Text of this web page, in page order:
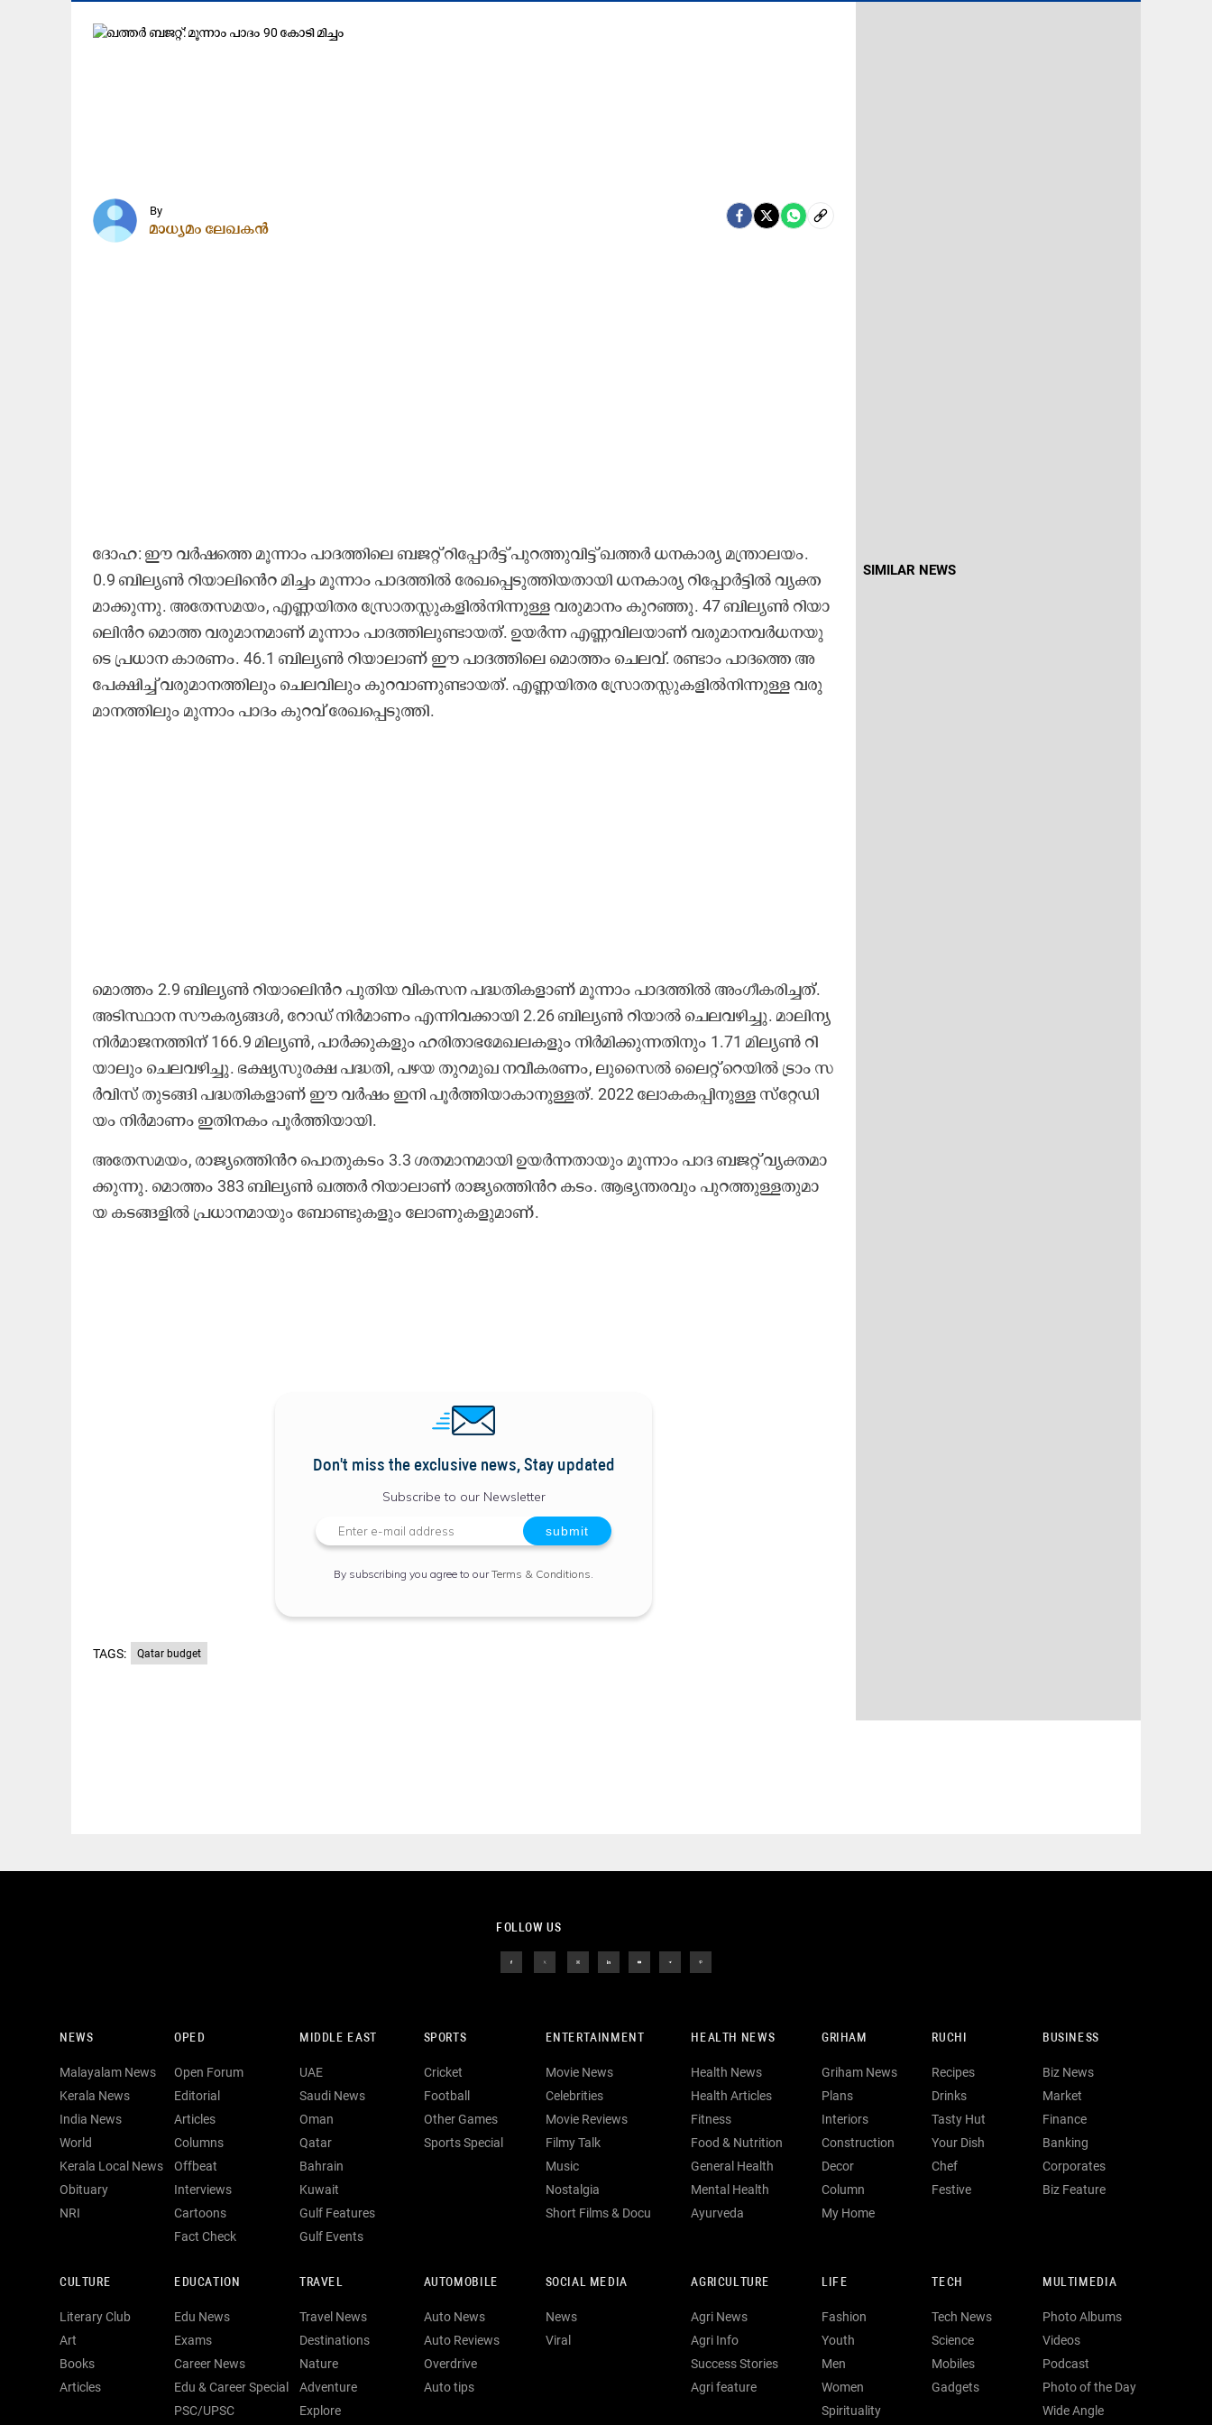
By
മാധ്യമം ലേഖകൻ
ദോ​ഹ: ഈ ​വ​ർ​ഷ​ത്തെ മൂ​ന്നാം പാ​ദ​ത്തി​ലെ ബ​ജ​റ്റ്​ റി​പ്പോ​ർ​ട്ട്​ പു​റ​ത്തു​വി​ട്ട്​ ഖ​ത്ത​ർ ധ​ന​കാ​ര്യ മ​ന്ത്രാ​ല​യം.
0.9 ബി​ല്യ​ൺ റി​യാ​ലി​െൻറ മി​ച്ചം മൂ​ന്നാം പാ​ദ​ത്തി​ൽ രേ​ഖ​പ്പെ​ടു​ത്തി​യ​താ​യി ധ​ന​കാ​ര്യ റി​പ്പോ​ർ​ട്ടി​ൽ വ്യ​ക്ത​
മാ​ക്കു​ന്നു. അ​തേ​സ​മ​യം, എ​ണ്ണ​യി​ത​ര സ്രോ​ത​സ്സു​ക​ളി​ല്‍നി​ന്നു​ള്ള വ​രു​മാ​നം കു​റ​ഞ്ഞു. 47 ബി​ല്യ​ണ്‍ റി​യാ​
ലി‍െൻറ മൊ​ത്ത വ​രു​മാ​ന​മാ​ണ് മൂ​ന്നാം പാ​ദ​ത്തി​ലു​ണ്ടാ​യ​ത്. ഉ​യ​ര്‍ന്ന എ​ണ്ണ​വി​ല​യാ​ണ് വ​രു​മാ​ന​വ​ര്‍ധ​ന​യു​
ടെ പ്ര​ധാ​ന കാ​ര​ണം. 46.1 ബി​ല്യ​ണ്‍ റി​യാ​ലാ​ണ് ഈ ​പാ​ദ​ത്തി​ലെ മൊ​ത്തം ​െച​ല​വ്. ര​ണ്ടാം പാ​ദ​ത്തെ അ​
പേ​ക്ഷി​ച്ച് വ​രു​മാ​ന​ത്തി​ലും ​െച​ല​വി​ലും കു​റ​വാ​ണു​ണ്ടാ​യ​ത്. എ​ണ്ണ​യി​ത​ര സ്രോ​ത​സ്സു​ക​ളി​ല്‍നി​ന്നു​ള്ള വ​രു​
മാ​ന​ത്തി​ലും മൂ​ന്നാം പാ​ദം കു​റ​വ് രേ​ഖ​പ്പെ​ടു​ത്തി.
മൊ​ത്തം 2.9 ബി​ല്യ​ണ്‍ റി​യാ​ലി‍െൻറ പു​തി​യ വി​ക​സ​ന പ​ദ്ധ​തി​ക​ളാ​ണ് മൂ​ന്നാം പാ​ദ​ത്തി​ല്‍ അം​ഗീ​ക​രി​ച്ച​ത്.
അ​ടി​സ്ഥാ​ന സൗ​ക​ര്യ​ങ്ങ​ള്‍, റോ​ഡ് നി​ർ​മാ​ണം എ​ന്നി​വ​ക്കാ​യി 2.26 ബി​ല്യ​ണ്‍ റി​യാ​ല്‍ ​െച​ല​വ​ഴി​ച്ചു. മാ​ലി​ന്യ
നി​ർ​മാ​ജ​ന​ത്തി​ന് 166.9 മി​ല്യ​ണ്‍, പാ​ര്‍ക്കു​ക​ളും ഹ​രി​താ​ഭ​മേ​ഖ​ല​ക​ളും നി​ർ​മി​ക്കു​ന്ന​തി​നും 1.71 മി​ല്യ​ണ്‍ റി​
യാ​ലും ​െച​ല​വ​ഴി​ച്ചു. ഭ​ക്ഷ്യ​സു​ര​ക്ഷ പ​ദ്ധ​തി, പ​ഴ​യ തു​റ​മു​ഖ ന​വീ​ക​ര​ണം, ലു​സൈ​ല്‍ ലൈ​റ്റ് റെ​യി​ല്‍ ട്രാം ​സ​
ര്‍വി​സ് തു​ട​ങ്ങി പ​ദ്ധ​തി​ക​ളാ​ണ് ഈ ​വ​ര്‍ഷം ഇ​നി പൂ​ര്‍ത്തി​യാ​കാ​നു​ള്ള​ത്. 2022 ലോ​ക​ക​പ്പി​നു​ള്ള സ്​​റ്റേ​ഡി​
യം നി​ർ​മാ​ണം ഇ​തി​ന​കം പൂ​ര്‍ത്തി​യാ​യി.
അ​തേ​സ​മ​യം, രാ​ജ്യ​ത്തി‍െൻറ പൊ​തു​ക​ടം 3.3 ശ​ത​മാ​ന​മാ​യി ഉ​യ​ര്‍ന്ന​താ​യും മൂ​ന്നാം പാ​ദ ബ​ജ​റ്റ് വ്യ​ക്ത​മാ​
ക്കു​ന്നു. മൊ​ത്തം 383 ബി​ല്യ​ണ്‍ ഖ​ത്ത​ര്‍ റി​യാ​ലാ​ണ് രാ​ജ്യ​ത്തി‍െൻറ ക​ടം. ആ​ഭ്യ​ന്ത​ര​വും പു​റ​ത്തു​ള്ള​തു​മാ​
യ ക​ട​ങ്ങ​ളി​ല്‍ പ്ര​ധാ​ന​മാ​യും ബോ​ണ്ടു​ക​ളും ലോ​ണു​ക​ളു​മാ​ണ്.
Don't miss the exclusive news, Stay updated
Subscribe to our Newsletter
By subscribing you agree to ourTerms & Conditions
TAGS: Qatar budget
SIMILAR NEWS
FOLLOW US
NEWS
Malayalam News
Kerala News
India News
World
Kerala Local News
Obituary
NRI
OPED
Open Forum
Editorial
Articles
Columns
Offbeat
Interviews
Cartoons
Fact Check
MIDDLE EAST
UAE
Saudi News
Oman
Qatar
Bahrain
Kuwait
Gulf Features
Gulf Events
SPORTS
Cricket
Football
Other Games
Sports Special
ENTERTAINMENT
Movie News
Celebrities
Movie Reviews
Filmy Talk
Music
Nostalgia
Short Films & Docu
HEALTH NEWS
Health News
Health Articles
Fitness
Food & Nutrition
General Health
Mental Health
Ayurveda
GRIHAM
Griham News
Plans
Interiors
Construction
Decor
Column
My Home
RUCHI
Recipes
Drinks
Tasty Hut
Your Dish
Chef
Festive
BUSINESS
Biz News
Market
Finance
Banking
Corporates
Biz Feature
CULTURE
Literary Club
Art
Books
Articles
EDUCATION
Edu News
Exams
Career News
Edu & Career Special
PSC/UPSC
TRAVEL
Travel News
Destinations
Nature
Adventure
Explore
AUTOMOBILE
Auto News
Auto Reviews
Overdrive
Auto tips
SOCIAL MEDIA
News
Viral
AGRICULTURE
Agri News
Agri Info
Success Stories
Agri feature
LIFE
Fashion
Youth
Men
Women
Spirituality
TECH
Tech News
Science
Mobiles
Gadgets
MULTIMEDIA
Photo Albums
Videos
Podcast
Photo of the Day
Wide Angle